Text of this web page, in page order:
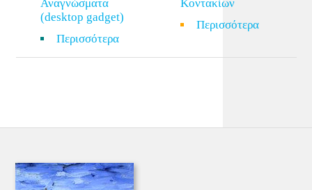
Αναγνώσματα
(desktop gadget)
Περισσότερα
Κοντακίων
Περισσότερα